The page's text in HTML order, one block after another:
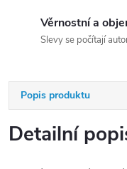
Věrnostní a
Slevy se počítají
Popis produktu
Detailní